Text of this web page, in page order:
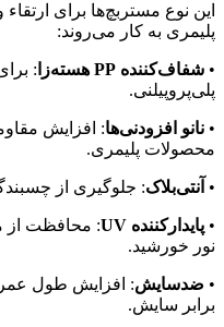
این نوع مستربچ‌ها برای
پلیمری به کار می‌روند:
• شفاف‌کننده PP هسته‌زا
:
پلی‌پروپیلنی.
• نانو افزودنی‌ها: افزایش
محصولات پلیمری.
• آنتی‌بلاک: جلوگیری از
• پایدارکننده UV
: محافظت از
نور خورشید.
• ضدسایش: افزایش طول عمر
برابر سایش.